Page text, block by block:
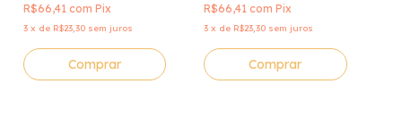
R$66,41 com Pix
3 x de R$23,30 sem juros
Comprar
R$66,41com Pix
3 x de R$23,30 sem juros
Comprar